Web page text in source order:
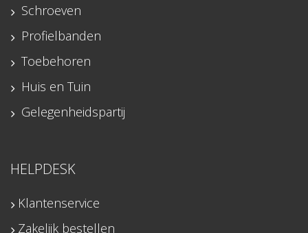
Schroeven
Profielbanden
Toebehoren
Huis en Tuin
Gelegenheidspartij
HELPDESK
Klantenservice
Zakelijk bestellen